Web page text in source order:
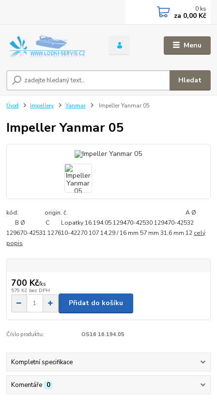
Menu
Hledat
0 ks
za 0,00 Kč
Úvod Impellery Yanmar Impeller Yanmar 05
Impeller Yanmar 05
kód: origin. č. A Ø
B Ø C Lopatky 16.194.05 129470-42530 129470-42532
129670-42531 127610-42270 107 14,29 / 16 mm 57 mm 31,6 mm 12 celý
popis
700 Kč/ks
579 Kč bez DPH
Přidat do košíku
Číslo produktu: OS16 16.194.05
Kompletní specifikace
Komentáře 0